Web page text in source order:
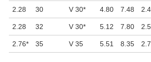
2.28 30 V 30* 4.80 7.48
2.28 32 V 30* 5.12 7.80
2.76* 35 V 35 5.51 8.35